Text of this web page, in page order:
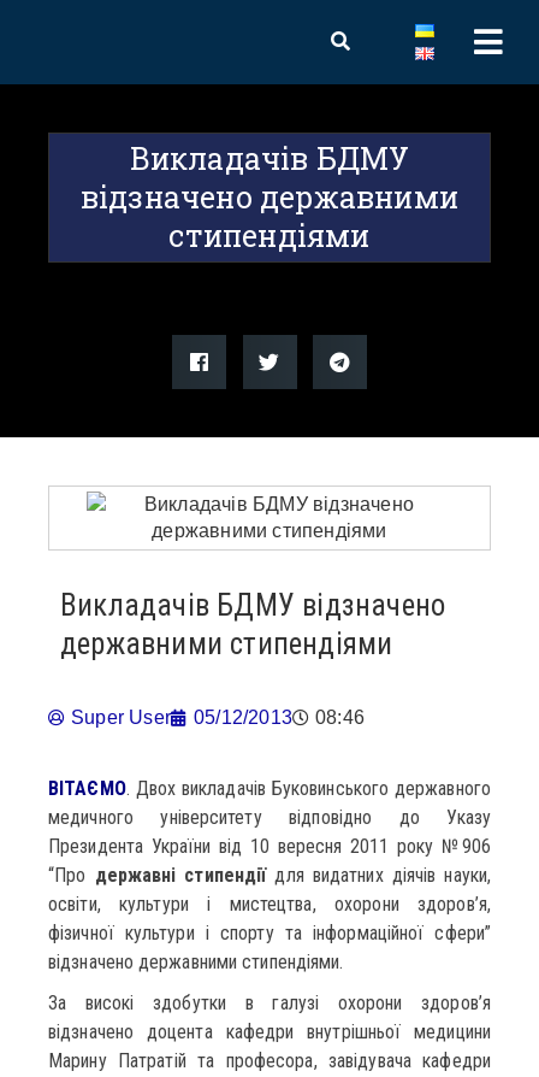
Викладачів БДМУ
відзначено державними
стипендіями
Викладачів БДМУ відзначено
державними стипендіями
Super User 05/12/2013 08:46
ВІТАЄМО. Двох викладачів Буковинського державного
медичного університету відповідно до Указу
Президента України від 10 вересня 2011 року №906
“Про державні стипендіїдля видатних діячів науки,
освіти, культури і мистецтва, охорони здоров’я,
фізичної культури і спорту та інформаційної сфери”
відзначено державними стипендіями.
За високі здобутки в галузі охорони здоров’я
відзначено доцента кафедри внутрішньої медицини
Марину Патратій та професора, завідувача кафедри